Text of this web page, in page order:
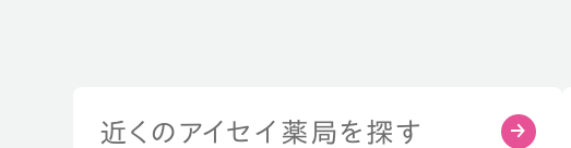
近くのアイセイ薬局を探す